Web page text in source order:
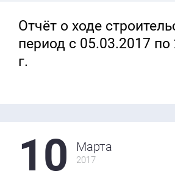
Отчёт о ходе
период с 05.03.2017 по
г.
10 Марта
2017